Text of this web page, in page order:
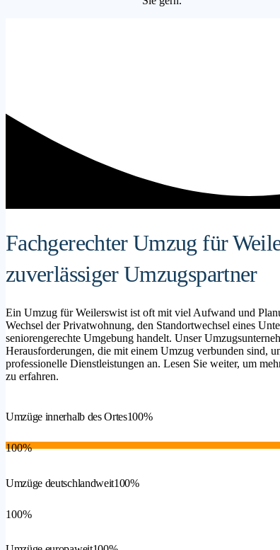
Fachgerechter Umzug für
zuverlässiger Umzugspartner
Ein Umzug für Weilerswist ist oft mit viel Aufwand und
Wechsel der Privatwohnung, den Standortwechsel eines
seniorengerechte Umgebung handelt. Unser
Herausforderungen, die mit einem Umzug verbunden sind,
professionelle Dienstleistungen an. Lesen Sie weiter, um
zu erfahren.
Umzüge innerhalb des Ortes100%
100%
Umzüge deutschlandweit100%
100%